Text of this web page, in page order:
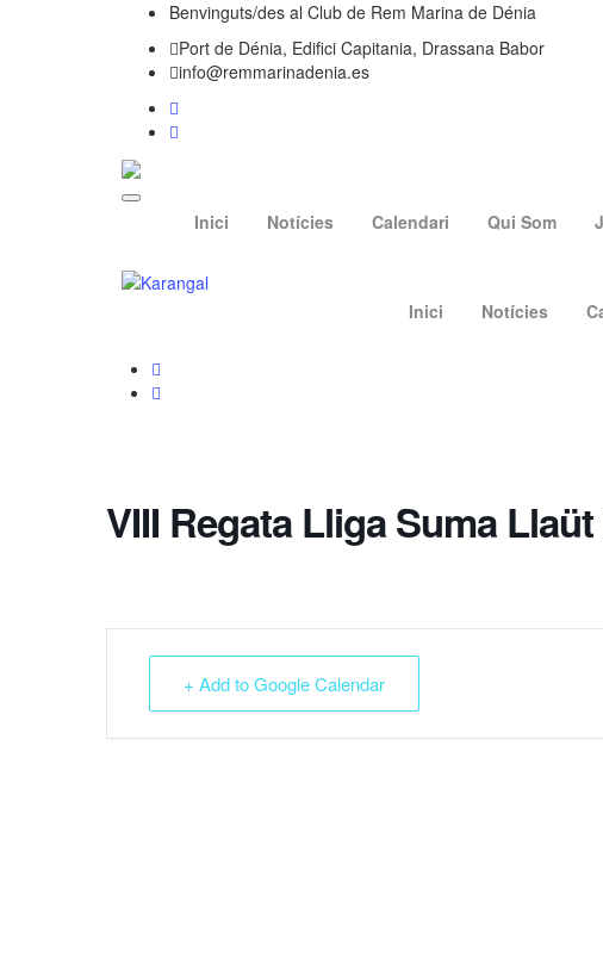
Benvinguts/des al Club de Rem Marina de Dénia
Port de Dénia, Edifici Capitania, Drassana Babor
info@remmarinadenia.es
Inici Notícies Calendari Qui Som
Inici Notícies
VIII Regata Lliga Suma
+ Add to Google Calendar